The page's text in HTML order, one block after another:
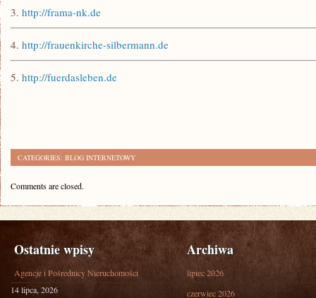
3. http://frama-nk.de
4. http://frauenkirche-silbermann.de
5. http://fuerdasleben.de
CATEGORIES: BLOG INTERNETOWY
Comments are closed.
Ostatnie wpisy
Agencje i Pośrednicy Nieruchomości
14 lipca, 2026
Archiwa
lipiec 2026
czerwiec 2026